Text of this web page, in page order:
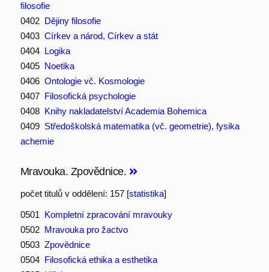
filosofie
0402 Dějiny filosofie
0403 Církev a národ, Církev a stát
0404 Logika
0405 Noetika
0406 Ontologie vč. Kosmologie
0407 Filosofická psychologie
0408 Knihy nakladatelství Academia Bohemica
0409 Středoškolská matematika (vč. geometrie), fysika
achemie
Mravouka. Zpovědnice.
počet titulů v oddělení: 157 [statistika]
0501 Kompletní zpracování mravouky
0502 Mravouka pro žactvo
0503 Zpovědnice
0504 Filosofická ethika a esthetika